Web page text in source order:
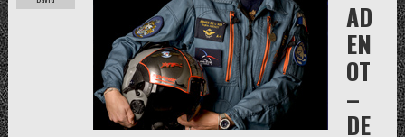
AD
EN
OT
–
DE